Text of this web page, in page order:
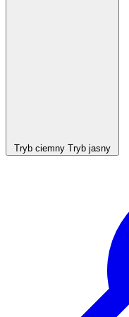
Tryb ciemny Tryb jasny